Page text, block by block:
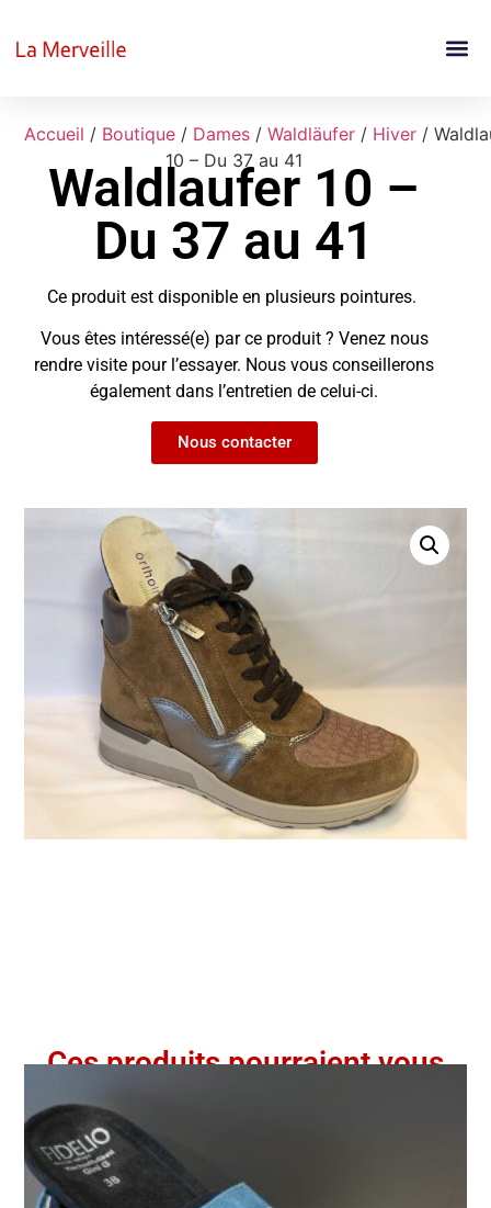
Accueil / Boutique / Dames /Waldläufer / Hiver /
10 – Du 37 au 41
Waldlaufer 10 –
Du 37 au 41
Ce produit est disponible en plusieurs pointures.
Vous êtes intéressé(e) par ce produit ? Venez nous
rendre visite pour l’essayer. Nous vous conseillerons
également dans l’entretien de celui-ci.
Nous contacter
Ces produits pourraient vous